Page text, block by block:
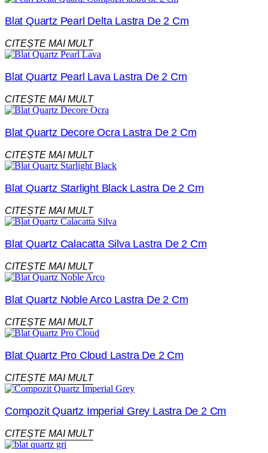
Blat Quartz Pearl Delta Lastra De 2 Cm
CITEȘTE MAI MULT
Blat Quartz Pearl Lava Lastra De 2 Cm
CITEȘTE MAI MULT
Blat Quartz Decore Ocra Lastra De 2 Cm
CITEȘTE MAI MULT
Blat Quartz Starlight Black Lastra De 2 Cm
CITEȘTE MAI MULT
Blat Quartz Calacatta Silva Lastra De 2 Cm
CITEȘTE MAI MULT
Blat Quartz Noble Arco Lastra De 2 Cm
CITEȘTE MAI MULT
Blat Quartz Pro Cloud Lastra De 2 Cm
CITEȘTE MAI MULT
Compozit Quartz Imperial Grey Lastra De 2 Cm
CITEȘTE MAI MULT